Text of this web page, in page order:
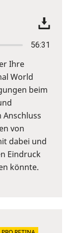
56:31
Ihre
World
beim
von
dabei und
Eindruck
könnte.